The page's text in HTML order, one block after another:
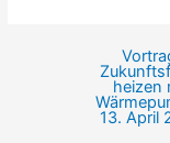
heizen
13. April